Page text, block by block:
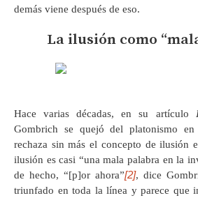
demás viene después de eso.
La ilusión como
Hace varias décadas, en su artículo
Gombrich se quejó del platonismo
rechaza sin más el concepto de ilusión
ilusión es casi “una mala palabra en la
de hecho, “[p]or ahora”[2], dice
triunfado en toda la línea y parece que